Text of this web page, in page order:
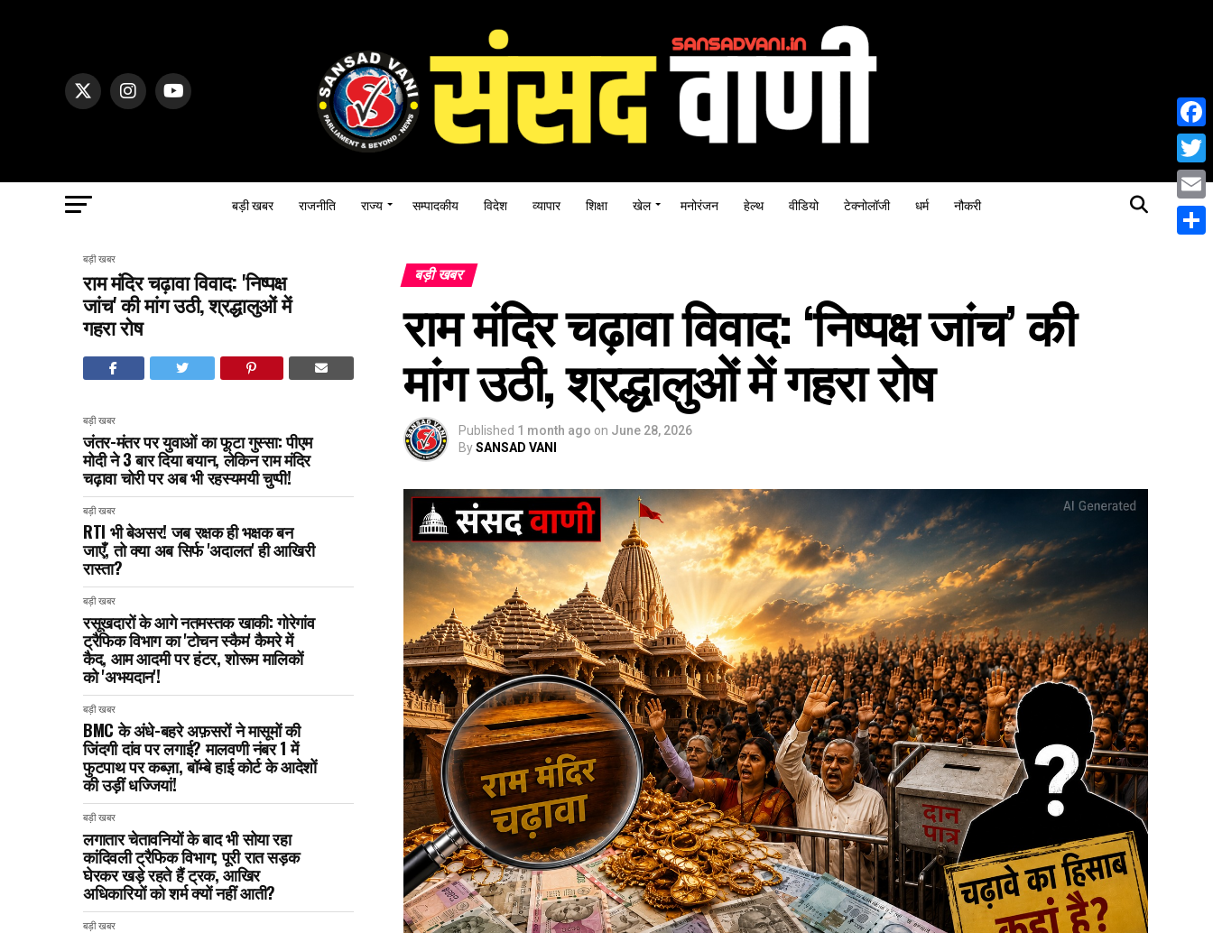
बड़ी खबर राजनीति राज्य सम्पादकीय विदेश व्यापार शिक्षा खेल मनोरंजन हेल्थ वीडियो टेक्नोलॉजी धर्म नौकरी
बड़ी खबर
राम मंदिर चढ़ावा विवाद: 'निष्पक्ष
जांच' की मांग उठी, श्रद्धालुओं में
गहरा रोष
बड़ी खबर
जंतर-मंतर पर युवाओं का फूटा गुस्सा: पीएम
मोदी ने 3 बार दिया बयान, लेकिन राम मंदिर
चढ़ावा चोरी पर अब भी रहस्यमयी चुप्पी!
बड़ी खबर
RTI भी बेअसर! जब रक्षक ही भक्षक बन
जाएँ, तो क्या अब सिर्फ 'अदालत' ही आखिरी
रास्ता?
बड़ी खबर
रसूखदारों के आगे नतमस्तक खाकी: गोरेगांव
ट्रैफिक विभाग का 'टोचन स्कैम' कैमरे में
कैद, आम आदमी पर हंटर, शोरूम मालिकों
को 'अभयदान'!
बड़ी खबर
BMC के अंधे-बहरे अफ़सरों ने मासूमों की
जिंदगी दांव पर लगाई? मालवणी नंबर 1 में
फुटपाथ पर कब्ज़ा, बॉम्बे हाई कोर्ट के आदेशों
की उड़ीं धज्जियां!
बड़ी खबर
लगातार चेतावनियों के बाद भी सोया रहा
कांदिवली ट्रैफिक विभाग; पूरी रात सड़क
घेरकर खड़े रहते हैं ट्रक, आखिर
अधिकारियों को शर्म क्यों नहीं आती?
बड़ी खबर
बड़ी खबर
राम मंदिर चढ़ावा विवाद: ‘निष्पक्ष जांच’ की
मांग उठी, श्रद्धालुओं में गहरा रोष
Published 1 month ago on June 28, 2026
BySANSAD VANI
Email